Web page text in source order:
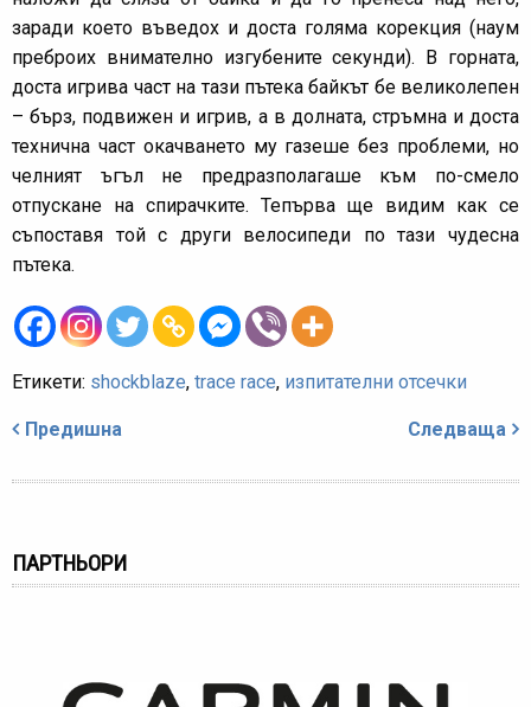
заради което въведох и доста голяма корекция (наум
преброих внимателно изгубените секунди). В горната,
доста игрива част на тази пътека байкът бе великолепен
– бърз, подвижен и игрив, а в долната, стръмна и доста
технична част окачването му газеше без проблеми, но
челният ъгъл не предразполагаше към по-смело
отпускане на спирачките. Тепърва ще видим как се
съпоставя той с други велосипеди по тази чудесна
пътека.
Етикети: shockblaze, trace race, изпитателни отсечки
Предишна Следваща
ПАРТНЬОРИ